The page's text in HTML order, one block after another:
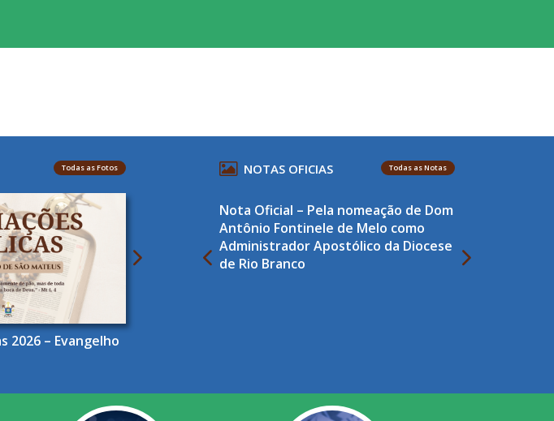
Todas as Fotos
2026 – Evangelho
NOTAS OFICIAS Todas as Notas
Nota Oficial – Pela nomeação de Dom
Antônio Fontinele de Melo como
Administrador Apostólico da Diocese
de Rio Branco